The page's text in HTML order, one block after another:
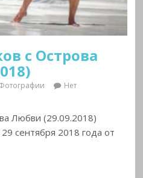
с Острова
Нет
Любви (29.09.2018)
сентября 2018 года от